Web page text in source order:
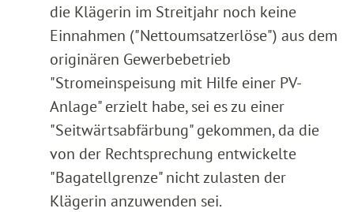
die Klägerin im Streitjahr noch keine
Einnahmen ("Nettoumsatzerlöse") aus dem
originären Gewerbebetrieb
"Stromeinspeisung mit Hilfe einer PV-
Anlage" erzielt habe, sei es zu einer
"Seitwärtsabfärbung" gekommen, da die
von der Rechtsprechung entwickelte
"Bagatellgrenze" nicht zulasten der
Klägerin anzuwenden sei.